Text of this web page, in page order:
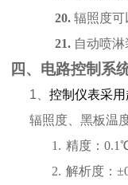
20. 辐照度可
21. 自动喷
四、电路控制系
1
控制仪表采
辐照度、黑板温
1. 精度： 0.1
2. 解析度： ±